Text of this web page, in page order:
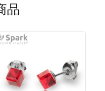
品